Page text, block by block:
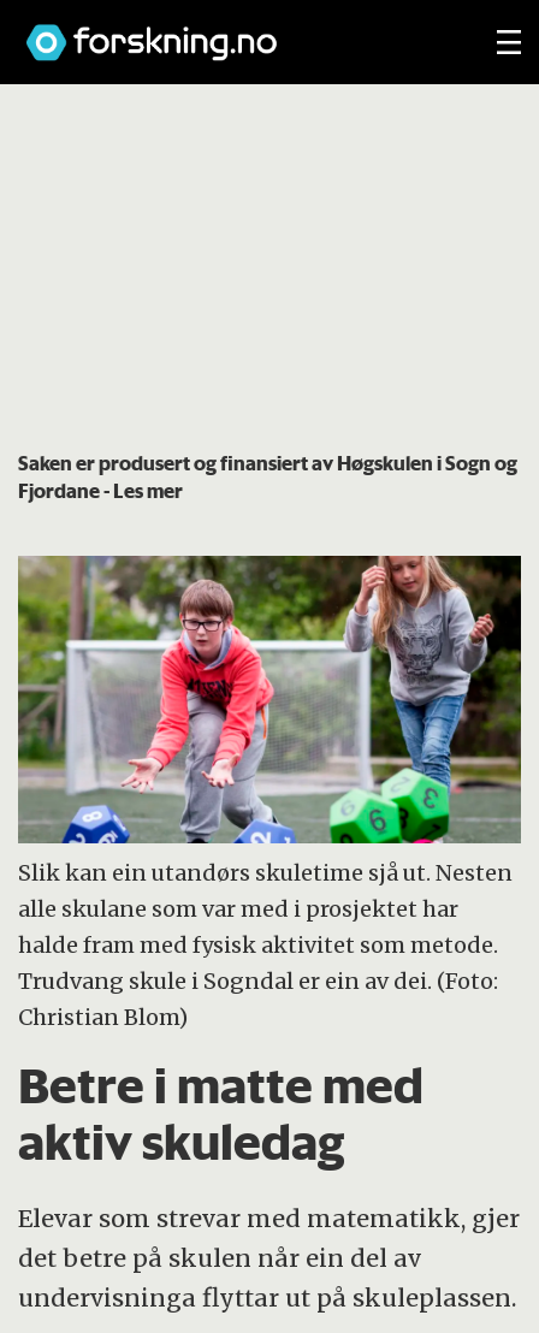
Saken er produsert og finansiert av Høgskulen i Sogn og
Fjordane- Les mer
Slik kan ein utandørs skuletime sjå ut. Nesten
alle skulane som var med i prosjektet har
halde fram med fysisk aktivitet som metode.
Trudvang skule i Sogndal er ein av dei. (Foto:
Christian Blom)
Betre i matte med
aktiv skuledag
Elevar som strevar med matematikk, gjer
det betre på skulen når ein del av
undervisninga flyttar ut på skuleplassen.